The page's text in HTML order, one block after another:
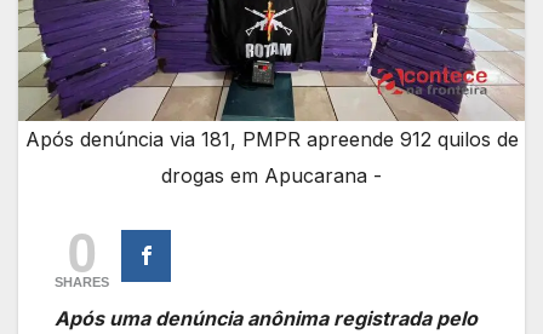
Após denúncia via 181, PMPR apreende 912 quilos de
drogas em Apucarana -
0
SHARES
Após uma denúncia anônima registrada pelo